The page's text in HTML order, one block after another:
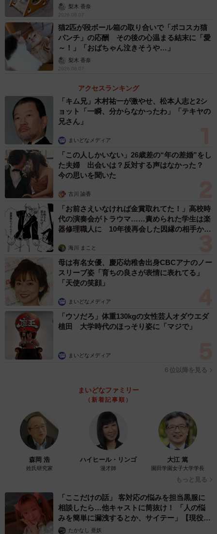
3/5
飼い主さんの膝上でくつろぐちくわちゃん（画像提供：まさきさん）
どうやら、ちくわちゃんのかわいらしいお出迎えにすっか
りメロメロになった様子。カーテンのことは、いったん記
憶の奥深くにしまうことにしたようです。
「ちくわは、ふだんから元気いっぱい。壁紙を破いたり、
カーテンをよじ登ったり、やんちゃな子です」
壁紙を破いたり、カーテンをよじ登ったりしながら、元気
いっぱいに過ごしているというちくわちゃん。カーテンに
開いた穴も、ちくわちゃんにとっては、大好きな飼い主さ
んの帰りを待つための“特等席”だったのかもしれません。
梨木 香奈
2026.08.07
猫2匹が段ボール箱の取り合いで「ポコスカ猫
パンチ」の応酬 その後の心温まる結末に「愛
～！」「おばちゃん泣きそうや…」
梨木 香奈
2026.08.07
アクセスランキング
「キム兄」木村祐一が激やせ、松本人志と2シ
ョット「一瞬、分からなかったわ」「テキヤの
兄さん」
まいどなメディア
「この人しかいない」26歳差の“年の差婚”をし
た夫婦 出会いは？反対する声はなかった？
今の思いを聞いた
古川 諭香
「お前さえいなければ金賞取れてた！」高校時
代の演奏会がトラウマ……責められた学生は楽
器修理職人に 10年後再会した因縁の相手から
海川 まこと
母は有名女優、慶応幼稚舎出身CBCアナのノー
スリーブ姿「育ちの良さが表情に表れてる」
「天使の笑顔」
まいどなメディア
「ウソだろ」体重130kgの女性芸人オダウエダ
植田 大学時代のほっそり姿に「マジで」
まいどなメディア
６位以降を見る
まいどなファミリー
（新着記事順）
森岡 浩
姓氏研究家
ハイヒール・リンゴ
漫才師
大江 篤
園田学園女子大学学長
もっと見る
「ここだけの話」 客対応の悩みを担当黒服に
相談したら…他キャストに筒抜け！ 「人の悩
みを簡単に漏洩するとか、サイテー」【現役キ
ャストに取材】
たかなし 亜妖